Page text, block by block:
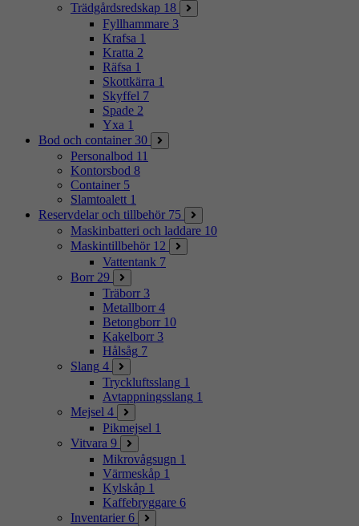
Trädgårdsredskap 18
Fyllhammare 3
Krafsa 1
Kratta 2
Räfsa 1
Skottkärra 1
Skyffel 7
Spade 2
Yxa 1
Bod och container 30
Personalbod 11
Kontorsbod 8
Container 5
Slamtoalett 1
Reservdelar och tillbehör 75
Maskinbatteri och laddare 10
Maskintillbehör 12
Vattentank 7
Borr 29
Träborr 3
Metallborr 4
Betongborr 10
Kakelborr 3
Hålsåg 7
Slang 4
Tryckluftsslang 1
Avtappningsslang 1
Mejsel 4
Pikmejsel 1
Vitvara 9
Mikrovågsugn 1
Värmeskåp 1
Kylskåp 1
Kaffebryggare 6
Inventarier 6